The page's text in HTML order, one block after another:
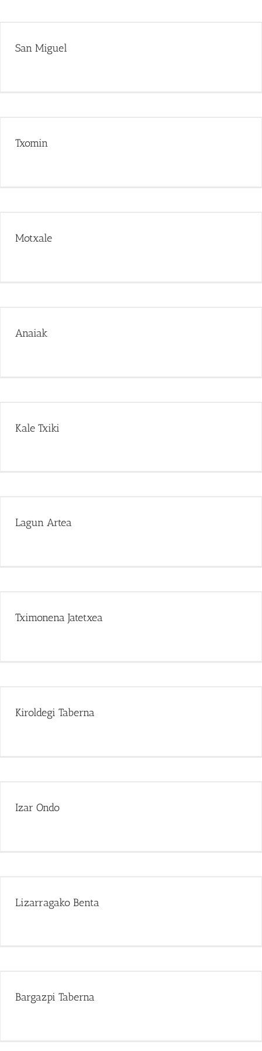
San Miguel
Txomin
Motxale
Anaiak
Kale Txiki
Lagun Artea
Tximonena Jatetxea
Kiroldegi Taberna
Izar Ondo
Lizarragako Benta
Bargazpi Taberna